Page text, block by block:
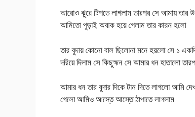
আরোও ঝুরে টিপতে লাগলাম তারপর সে আমায় তার
আমিতো পুড়াই অবাক হয়ে গেলাম তার কারন হলো
তার বুদায় কোনো বাল ছিলোনা মনে হয়লো সে ১
দরিয়ে দিলাম সে কিছুহ্মন সে আমার ধন হাতালো
আমার ধন তার বুদার দিকে টান দিতে লাগলো আমি
গেলো আমিও আস্তে আস্তে ঠাপাতে লাগলাম